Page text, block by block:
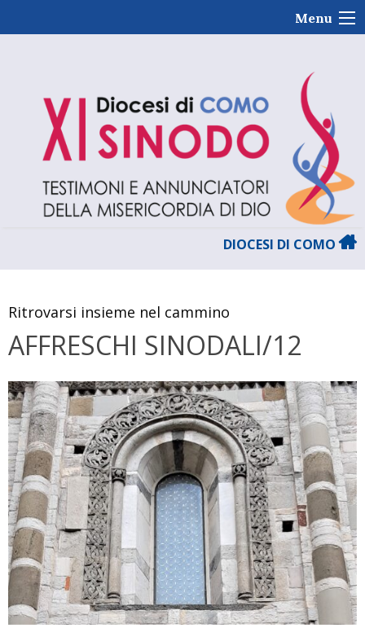
Menu
DIOCESI DI COMO
Ritrovarsi insieme nel cammino
AFFRESCHI SINODALI/12